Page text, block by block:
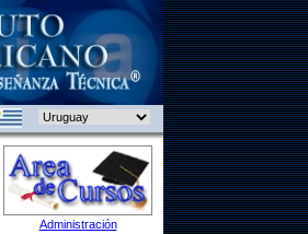
Administración